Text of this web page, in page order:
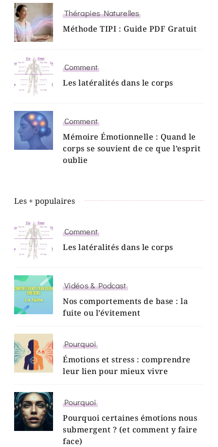
Thérapies Naturelles
Méthode TIPI : Guide PDF Gratuit
Comment
Les latéralités dans le corps
Comment
Mémoire Émotionnelle : Quand le
corps se souvient de ce que l’esprit
oublie
Les + populaires
Comment
Les latéralités dans le corps
Vidéos & Podcast
Nos comportements de base : la
fuite ou l’évitement
Pourquoi
Émotions et stress : comprendre
leur lien pour mieux vivre
Pourquoi
Pourquoi certaines émotions nous
submergent ? (et comment y faire
face)